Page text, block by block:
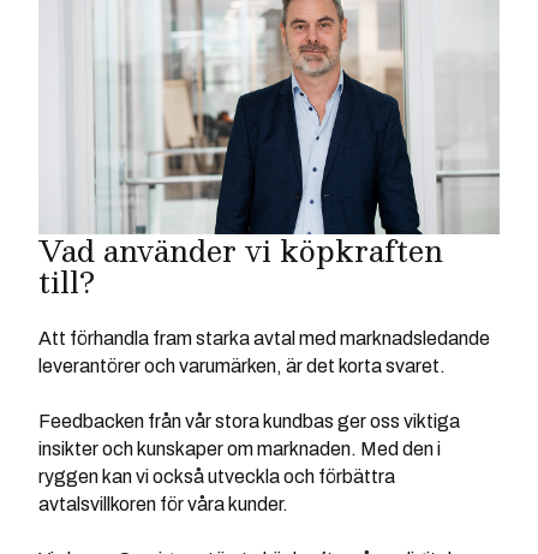
Vad använder vi köpkraften
till?
Att förhandla fram starka avtal med marknadsledande
leverantörer och varumärken, är det korta svaret.
Feedbacken från vår stora kundbas ger oss viktiga
insikter och kunskaper om marknaden. Med den i
ryggen kan vi också utveckla och förbättra
avtalsvillkoren för våra kunder.